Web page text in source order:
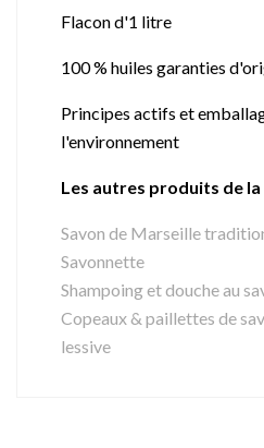
Flacon d'1 litre
100 % huiles garanties
Principes actifs et
l'environnement
Les autres produits de
Savon de Marseille
Savonnette
Shampoing et douche au
Copeaux & paillettes de
lessive